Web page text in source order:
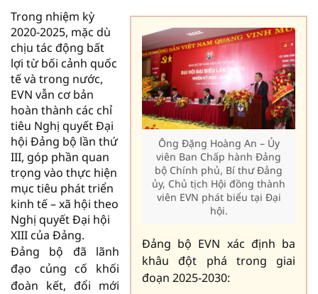
Ông Đặng Hoàng An – Ủy
viên Ban Chấp hành Đảng
bộ Chính phủ, Bí thư Đảng
ủy, Chủ tịch Hội đồng thành
viên EVN phát biểu tại Đại
hội.
Đảng bộ EVN xác định ba
khâu đột phá trong giai
đoạn 2025-2030:
Trong nhiệm kỳ
2020-2025, mặc dù
chịu tác động bất
lợi từ bối cảnh quốc
tế và trong nước,
EVN vẫn cơ bản
hoàn thành các chỉ
tiêu Nghị quyết Đại
hội Đảng bộ lần thứ
III, góp phần quan
trọng vào thực hiện
mục tiêu phát triển
kinh tế – xã hội theo
Nghị quyết Đại hội
XIII của Đảng.
Đảng bộ đã lãnh
đạo củng cố khối
đoàn kết, đổi mới